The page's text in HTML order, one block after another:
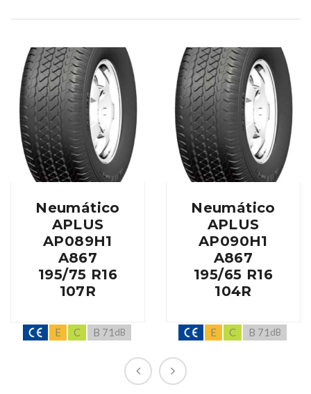
Neumático
APLUS
AP089H1
A867
195/75 R16
107R
E C B 71 dB
Neumático
APLUS
AP090H1
A867
195/65 R16
104R
E C B 71 dB